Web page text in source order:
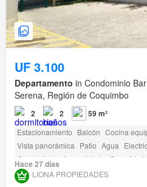
UF 3.100
Departamento in Condominio
Serena, Región de Coquimbo
2 2 59 m²
Estacionamiento Balcón Cocina
Vista panorámica Patio Agua
Completamente amoblado
Seguridad
Caseta de vigilancia
Hace 27 días
LIONA PROPIEDADES